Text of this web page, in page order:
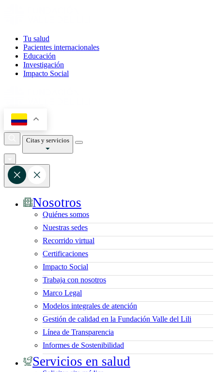
Tu salud
Pacientes internacionales
Educación
Investigación
Impacto Social
Citas y servicios
Nosotros
Quiénes somos
Nuestras sedes
Recorrido virtual
Certificaciones
Impacto Social
Trabaja con nosotros
Marco Legal
Modelos integrales de atención
Gestión de calidad en la Fundación Valle del Lili
Línea de Transparencia
Informes de Sostenibilidad
Servicios en salud